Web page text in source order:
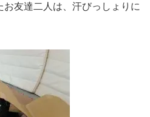
友達二人は、汗びっしょりに